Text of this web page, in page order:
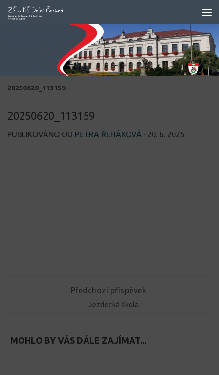
Skip to content
20250620_113159
20250620_113159
PUBLIKOVÁNO OD PETRA ŘEHÁKOVÁ · 20. 6. 2025
Předchozí příspěvek
Jezdecká škola
MOHLO BY VÁS DÁLE ZAJÍMAT...